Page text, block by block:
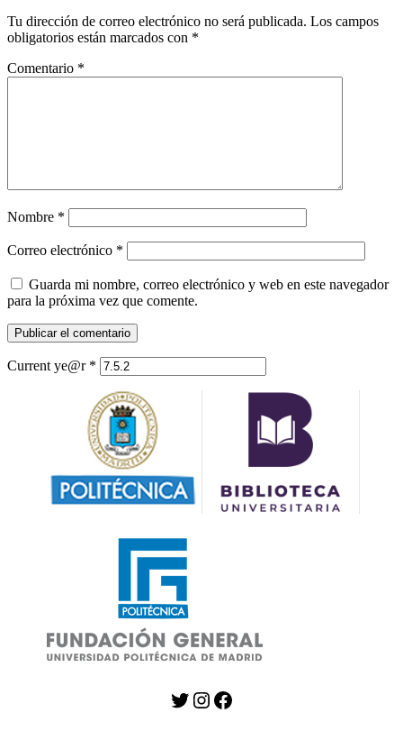
Tu dirección de correo electrónico no será publicada. Los campos
obligatorios están marcados con *
Comentario *
Nombre *
Correo electrónico *
Guarda mi nombre, correo electrónico y web en este navegador
para la próxima vez que comente.
Current ye@r *
Twitter
Instagram
Facebook